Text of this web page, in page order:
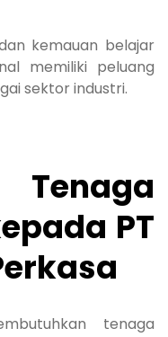
kemauan belajar
memiliki peluang
sektor industri.
PT
tenaga